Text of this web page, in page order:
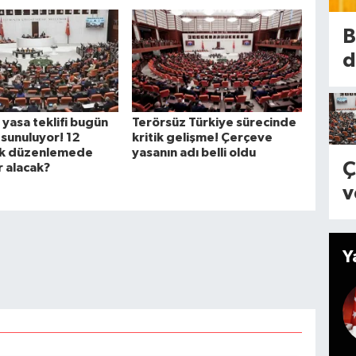
yasa teklifi bugün
12
düzenlemede
alacak?
Terörsüz Türkiye sürecinde
kritik gelişme! Çerçeve
yasanın adı belli oldu
n